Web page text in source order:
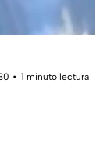
1 minuto lectura